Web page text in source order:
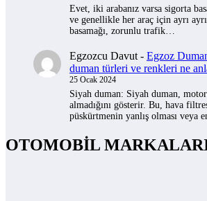
Evet, iki arabanız varsa sigorta
ve genellikle her araç için ayrı
basamağı, zorunlu trafik…
Egzozcu Davut- Egzoz
duman türleri ve renkleri ne
25 Ocak 2024
Siyah duman: Siyah duman,
almadığını gösterir. Bu, hava
püskürtmenin yanlış olması veya
OTOMOBİL